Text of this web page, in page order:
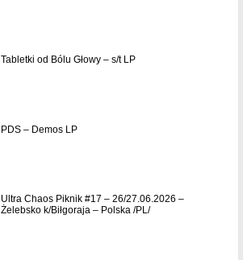
Tabletki od Bólu Głowy – s/t LP
PDS – Demos LP
Ultra Chaos Piknik #17 – 26/27.06.2026 –
Żelebsko k/Biłgoraja – Polska /PL/